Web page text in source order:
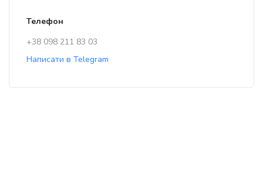
Телефон
+38 098 211 83 03
Написати в Telegram